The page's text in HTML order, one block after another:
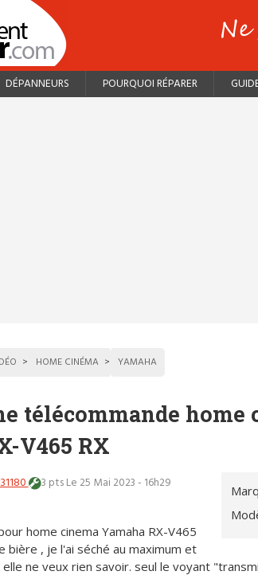
DÉPANNEURS POURQUOI RÉPARER
HOME CINÉMA YAMAHA
télécommande home
V465 RX
3 ptsLe 25 Mai 2023 - 16h29
home cinema Yamaha RX-V465
bière , je l'ai séché au maximum et
ne veux rien savoir. seul le voyant